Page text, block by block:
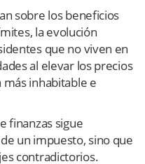
sobre los beneficios
la evolución
que no viven en
al elevar los precios
más inhabitable e
finanzas sigue
un impuesto, sino que
contradictorios.